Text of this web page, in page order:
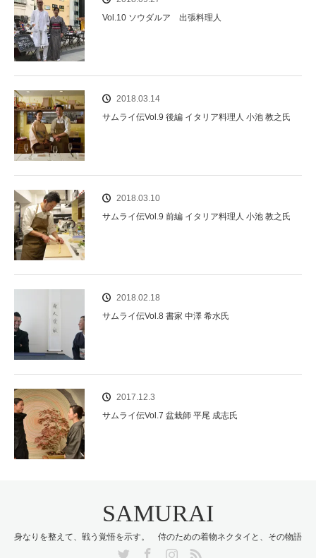
Vol.10 ソウダルア 出張料理人
2018.03.14
サムライ伝Vol.9 後編 イタリア料理人 小池 教之氏
2018.03.10
サムライ伝Vol.9 前編 イタリア料理人 小池 教之氏
2018.02.18
サムライ伝Vol.8 書家 中澤 希水氏
2017.12.3
サムライ伝Vol.7 盆栽師 平尾 成志氏
SAMURAI
身なりを整えて、戦う覚悟を示す。 侍のための着物ネクタイと、その物語